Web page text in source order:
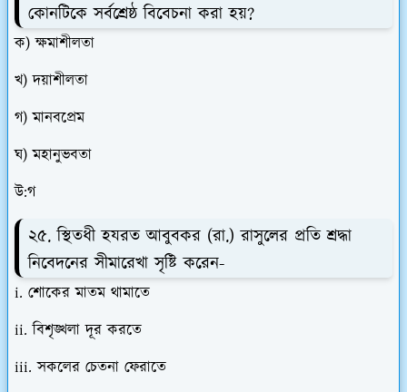
কোনটিকে সর্বশ্রেষ্ঠ বিবেচনা করা হয়?
ক) ক্ষমাশীলতা
খ) দয়াশীলতা
গ) মানবপ্রেম
ঘ) মহানুভবতা
উ:গ
২৫. স্থিতধী হযরত আবুবকর (রা.) রাসুলের প্রতি শ্রদ্ধা
নিবেদনের সীমারেখা সৃষ্টি করেন-
i. শোকের মাতম থামাতে
ii. বিশৃঙ্খলা দূর করতে
iii. সকলের চেতনা ফেরাতে